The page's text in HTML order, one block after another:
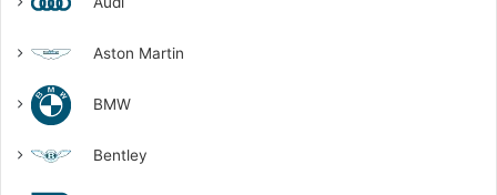
Aston Martin
BMW
Bentley